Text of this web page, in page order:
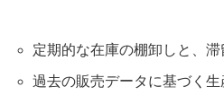
定期的な在庫の棚卸しと、
過去の販売データに基づく